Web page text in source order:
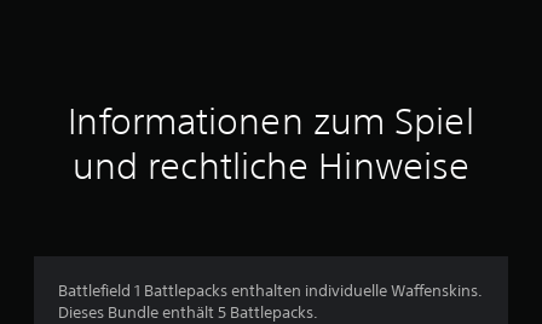
t
u
g
e
Informationen zum Spiel
und rechtliche Hinweise
Battlefield 1 Battlepacks enthalten individuelle Waffenskins.
Dieses Bundle enthält 5 Battlepacks.